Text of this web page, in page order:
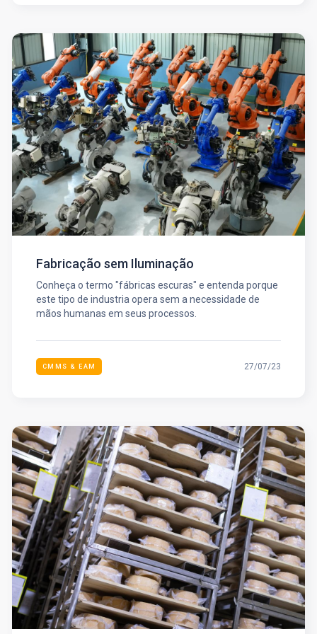
Fabricação sem Iluminação
Conheça o termo "fábricas escuras" e entenda porque
este tipo de industria opera sem a necessidade de
mãos humanas em seus processos.
CMMS & EAM 27/07/23